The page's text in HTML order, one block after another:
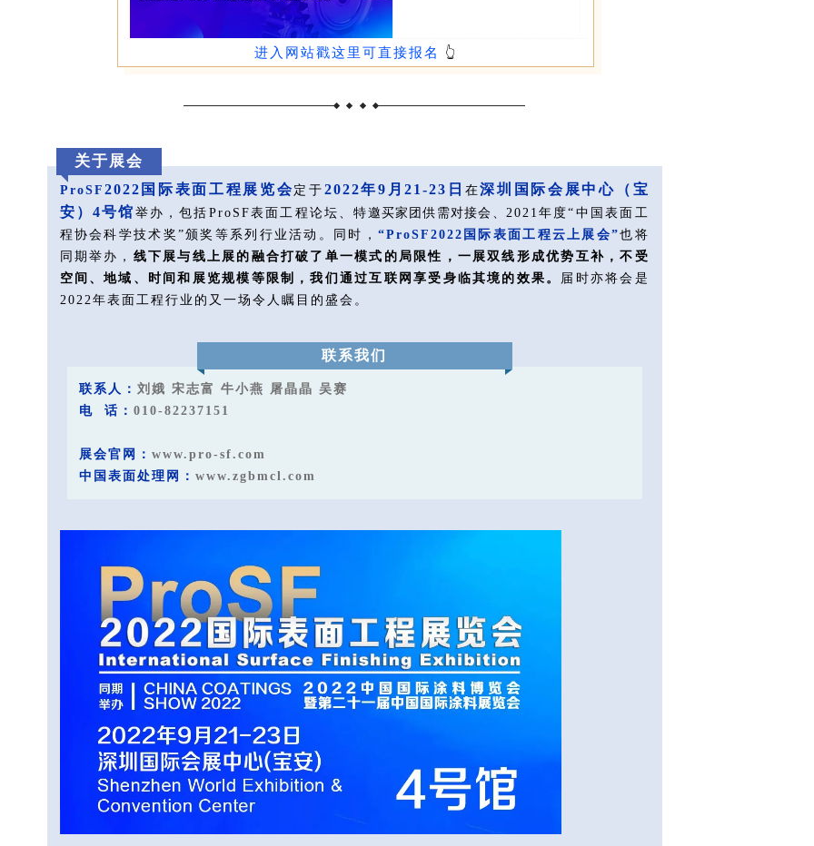
进入网站戳这里可直接报名 👆
关于展会
ProSF 2022国际表面工程展览会 定于 2022年9月21-23日 在深圳国际会展中心（宝
安）4号馆 举办，包括ProSF表面工程论坛、特邀买家团供需对接会、 2021年度“中国表面工
程协会科学技术奖”颁奖等系列行业活动。同 时， “ProSF2022国际表面工程云上展会”也将
同期举办， 线下展与线上展的融合打破了单一模式的局限性，一展双线形成优势互补，不受
空间、地域、时间和展览规模等限制，我们通过互联网享受身临其境的效果。
届时亦将会是
2022年表面工程行业的又一场令人瞩目的盛会。
联系我们
联系人： 刘娥 宋志富 牛小燕 屠晶晶 吴赛
电 话： 010-82237151
展会官网： www.pro-sf.com
中国表面处理网： www.zgbmcl.com